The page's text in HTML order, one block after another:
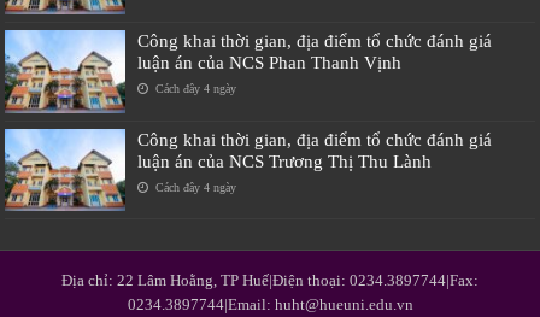
Công khai thời gian, địa điểm tổ chức đánh giá
luận án của NCS Phan Thanh Vịnh
Cách đây 4 ngày
Công khai thời gian, địa điểm tổ chức đánh giá
luận án của NCS Trương Thị Thu Lành
Cách đây 4 ngày
Địa chỉ: 22 Lâm Hoằng, TP Huế|Điện thoại: 0234.3897744|Fax:
0234.3897744|Email: huht@hueuni.edu.vn